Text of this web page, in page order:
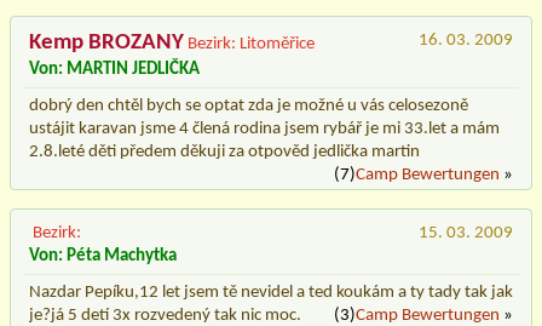
Kemp BROZANY Bezirk: Litoměřice
16. 03. 2009
Von: MARTIN JEDLIČKA
dobrý den chtěl bych se optat zda je možné u vás celosezoně
ustájit karavan jsme 4 člená rodina jsem rybář je mi 33.let a mám
2.8.leté děti předem děkuji za otpověd jedlička martin
(7)Camp Bewertungen »
Bezirk:
15. 03. 2009
Von: Péta Machytka
Nazdar Pepíku,12 let jsem tě nevidel a ted koukám a ty tady tak jak
je?já 5 detí 3x rozvedený tak nic moc.
(3)Camp Bewertungen »